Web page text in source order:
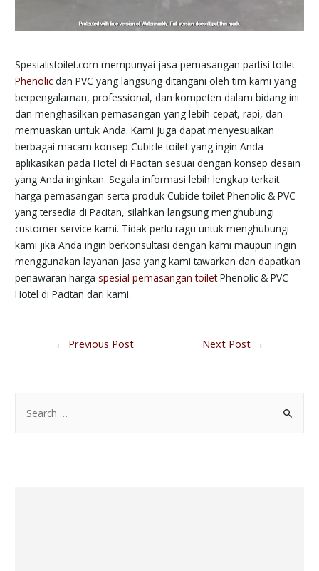
Spesialistoilet.com mempunyai jasa pemasangan partisi toilet
Phenolic dan PVC yang langsung ditangani oleh tim kami yang
berpengalaman, professional, dan kompeten dalam bidang ini
dan menghasilkan pemasangan yang lebih cepat, rapi, dan
memuaskan untuk Anda. Kami juga dapat menyesuaikan
berbagai macam konsep Cubicle toilet yang ingin Anda
aplikasikan pada Hotel di Pacitan sesuai dengan konsep desain
yang Anda inginkan. Segala informasi lebih lengkap terkait
harga pemasangan serta produk Cubicle toilet Phenolic & PVC
yang tersedia di Pacitan, silahkan langsung menghubungi
customer service kami. Tidak perlu ragu untuk menghubungi
kami jika Anda ingin berkonsultasi dengan kami maupun ingin
menggunakan layanan jasa yang kami tawarkan dan dapatkan
penawaran harga spesial pemasangan toiletPhenolic & PVC
Hotel di Pacitan dari kami.
← Previous Post Next Post →